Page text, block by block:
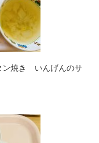
焼き いんげんのサ